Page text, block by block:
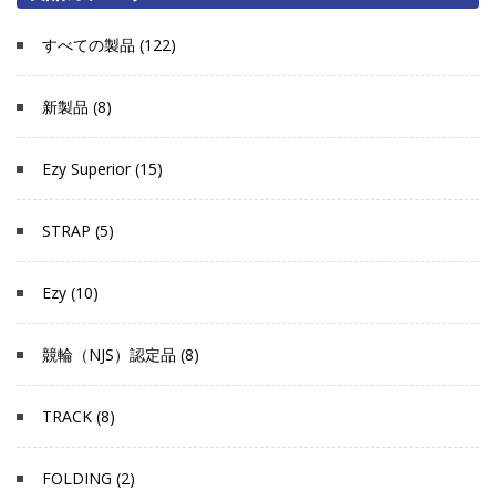
すべての製品 (122)
新製品 (8)
Ezy Superior (15)
STRAP (5)
Ezy (10)
競輪（NJS）認定品 (8)
TRACK (8)
FOLDING (2)